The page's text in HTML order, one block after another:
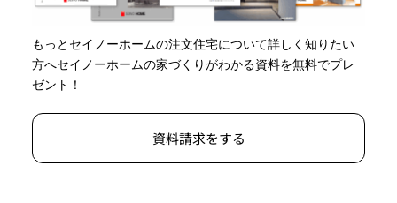
もっとセイノーホームの注文住宅について詳しく知りたい
方へセイノーホームの家づくりがわかる資料を無料でプレ
ゼント！
資料請求をする